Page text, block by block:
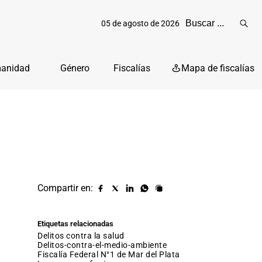
05 de agosto de 2026
Género Fiscalías Mapa de fiscalías
Compartir en:
Compartir
Compartir
Compartir
Compartir
Copiar
Etiquetas relacionadas
delitos contra la salud
delitos-contra-el-medio-ambiente
Fiscalía Federal N°1 de Mar del Plata